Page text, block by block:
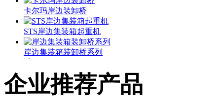
卡尔玛岸边装卸桥
STS岸边集装箱起重机
岸边集装箱装卸桥系列
正面吊 SRSC45H
龙工:LG260EC8集装箱堆高机 LG260EC8
企业推荐产品